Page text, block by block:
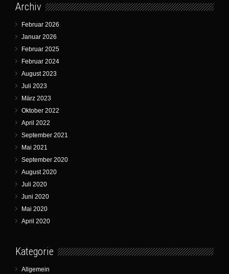
Archiv
Februar 2026
Januar 2026
Februar 2025
Februar 2024
August 2023
Juli 2023
März 2023
Oktober 2022
April 2022
September 2021
Mai 2021
September 2020
August 2020
Juli 2020
Juni 2020
Mai 2020
April 2020
Kategorie
Allgemein